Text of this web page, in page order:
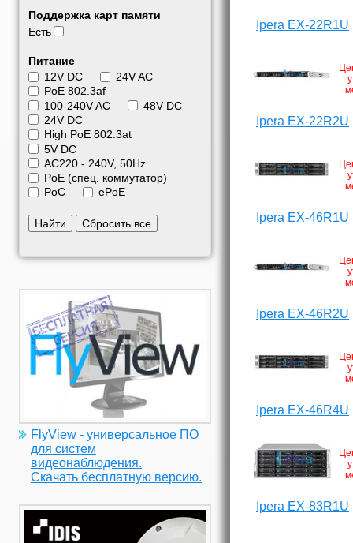
Поддержка карт памяти
Есть
Питание
12V DC
24V AC
PoE 802.3af
100-240V AC
48V DC
24V DC
High PoE 802.3at
5V DC
АС220 - 240V, 50Hz
PoE (спец. коммутатор)
PoC
ePoE
Найти Сбросить все
FlyView - универсальное ПО
для систем
видеонаблюдения.
Скачать бесплатную версию.
Ipera EX-22R1U
Ipera EX-22R2U
Ipera EX-46R1U
Ipera EX-46R2U
Ipera EX-46R4U
Ipera EX-83R1U